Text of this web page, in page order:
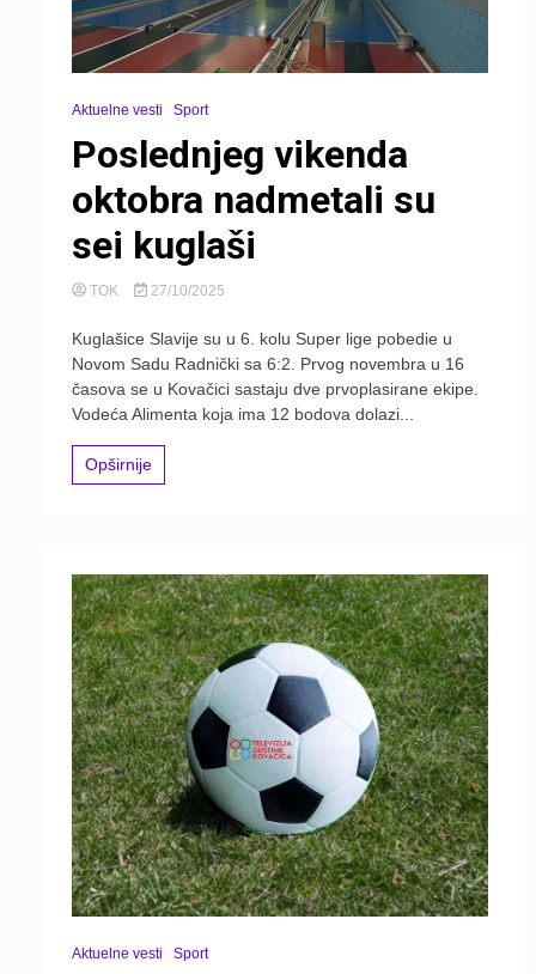
Aktuelne vesti Sport
Poslednjeg vikenda
oktobra nadmetali su
sei kuglaši
TOK 27/10/2025
Kuglašice Slavije su u 6. kolu Super lige pobedie u
Novom Sadu Radnički sa 6:2. Prvog novembra u 16
časova se u Kovačici sastaju dve prvoplasirane ekipe.
Vodeća Alimenta koja ima 12 bodova dolazi...
Opširnije
Aktuelne vesti Sport